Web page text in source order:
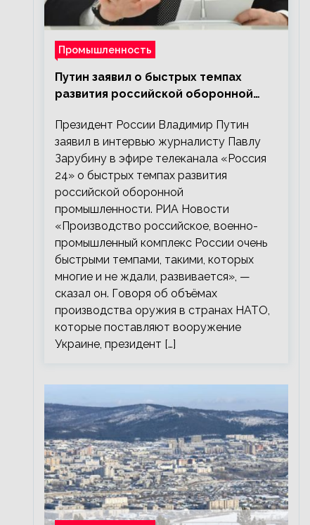
Промышленность
Путин заявил о быстрых темпах
развития российской оборонной
Президент России Владимир Путин
заявил в интервью журналисту Павлу
Зарубину в эфире телеканала «Россия
24» о быстрых темпах развития
российской оборонной
промышленности. РИА Новости
«Производство российское, военно-
промышленный комплекс России очень
быстрыми темпами, такими, которых
многие и не ждали, развивается», —
сказал он. Говоря об объёмах
производства оружия в странах НАТО,
которые поставляют вооружение
Украине, президент […]